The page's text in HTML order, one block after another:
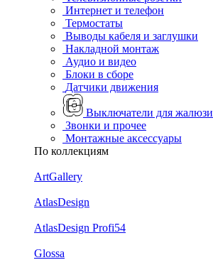
Интернет и телефон
Термостаты
Выводы кабеля и заглушки
Накладной монтаж
Аудио и видео
Блоки в сборе
Датчики движения
Выключатели для жалюзи
Звонки и прочее
Монтажные аксессуары
По коллекциям
ArtGallery
AtlasDesign
AtlasDesign Profi54
Glossa